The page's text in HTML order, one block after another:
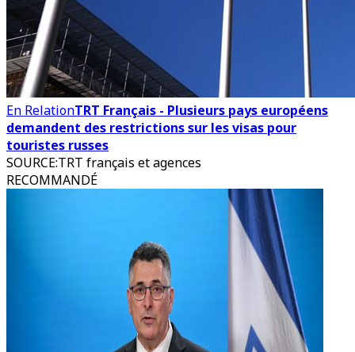
En RelationTRT Français - Plusieurs pays européens
demandent des restrictions sur les visas pour
touristes russes
SOURCE:TRT français et agences
RECOMMANDÉ